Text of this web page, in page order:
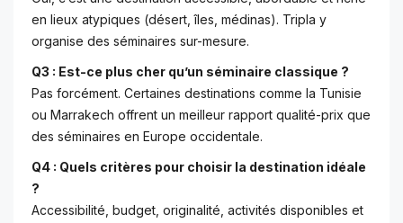
en lieux atypiques (désert, îles, médinas). Tripla y
organise des séminaires sur-mesure.
Q3 : Est-ce plus cher qu’un séminaire classique ?
Pas forcément. Certaines destinations comme la Tunisie
ou Marrakech offrent un meilleur rapport qualité-prix que
des séminaires en Europe occidentale.
Q4 : Quels critères pour choisir la destination idéale
?
Accessibilité, budget, originalité, activités disponibles et